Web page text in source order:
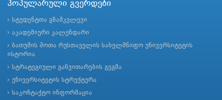
პოპულარული გვერდები
სტუდენტთა გზამკვლევი
აკადემიური კალენდარი
ბათუმის შოთა რუსთაველის სახელმწიფო უნივერსიტეტის
ისტორია
სტრატეგიული განვითარების გეგმა
უნივერსიტეტის სტრუქტურა
საკონტაქტო ინფორმაცია